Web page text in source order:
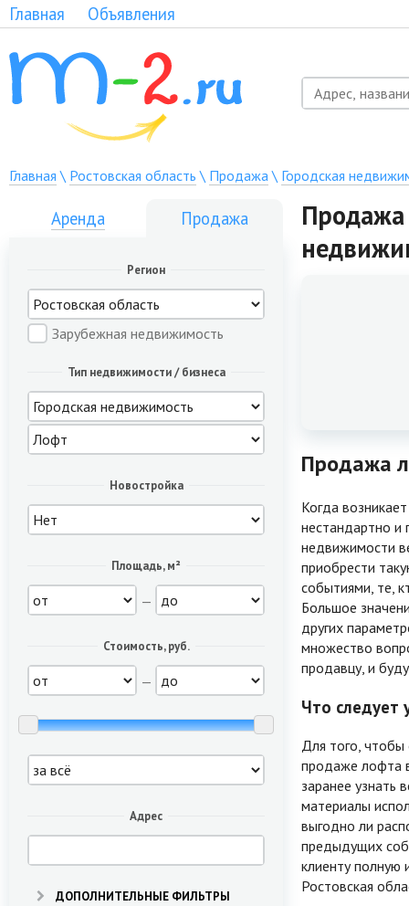
Главная Объявления
Главная \ Ростовская область \ Продажа\ Городская
Аренда Продажа
Регион
Зарубежная недвижимость
Тип недвижимости / бизнеса
Новостройка
Площадь, м²
—
Стоимость, руб.
—
Адрес
ДОПОЛНИТЕЛЬНЫЕ ФИЛЬТРЫ
Продажа
Продажа
Когда
нестандартно
недвижимости
приобрести
событиями, те,
Большое
других
множество
продавцу, и
Что следует
Для того,
продаже лофта
заранее узнать
материалы
выгодно ли
предыдущих
клиенту полную
Ростовская